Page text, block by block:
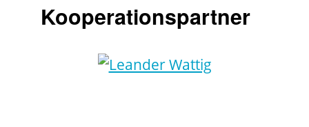
Kooperationspartner